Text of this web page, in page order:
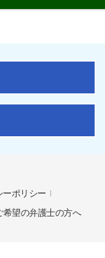
ーポリシー
希望の弁護士の方へ